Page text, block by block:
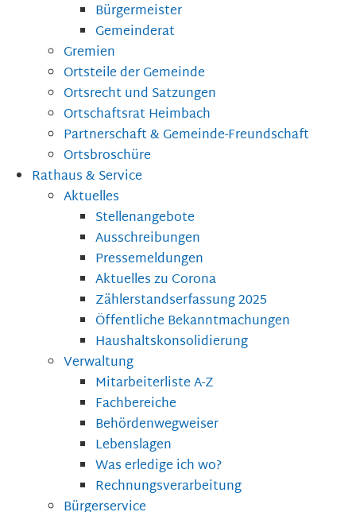
Bürgermeister
Gemeinderat
Gremien
Ortsteile der Gemeinde
Ortsrecht und Satzungen
Ortschaftsrat Heimbach
Partnerschaft & Gemeinde-Freundschaft
Ortsbroschüre
Rathaus & Service
Aktuelles
Stellenangebote
Ausschreibungen
Pressemeldungen
Aktuelles zu Corona
Zählerstandserfassung 2025
Öffentliche Bekanntmachungen
Haushaltskonsolidierung
Verwaltung
Mitarbeiterliste A-Z
Fachbereiche
Behördenwegweiser
Lebenslagen
Was erledige ich wo?
Rechnungsverarbeitung
Bürgerservice